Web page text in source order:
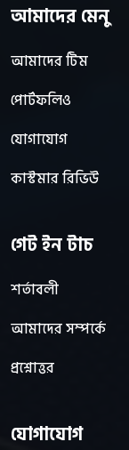
আমাদের মেনু
আমাদের টিম
পোর্টফলিও
যোগাযোগ
কাস্টমার রিভিউ
গেট ইন টাচ
শর্তাবলী
আমাদের সম্পর্কে
প্রশ্নোত্তর
যোগাযোগ